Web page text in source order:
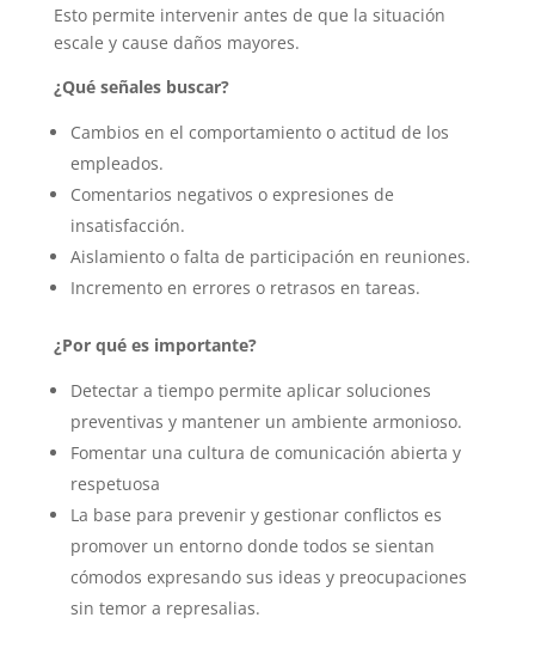
Esto permite intervenir antes de que la situación
escale y cause daños mayores.
¿Qué señales buscar?
Cambios en el comportamiento o actitud de los
empleados.
Comentarios negativos o expresiones de
insatisfacción.
Aislamiento o falta de participación en reuniones.
Incremento en errores o retrasos en tareas.
¿Por qué es importante?
Detectar a tiempo permite aplicar soluciones
preventivas y mantener un ambiente armonioso.
Fomentar una cultura de comunicación abierta y
respetuosa
La base para prevenir y gestionar conflictos es
promover un entorno donde todos se sientan
cómodos expresando sus ideas y preocupaciones
sin temor a represalias.